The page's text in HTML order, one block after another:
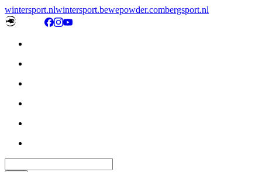
wintersport.nlwintersport.bewepowder.combergsport.nl